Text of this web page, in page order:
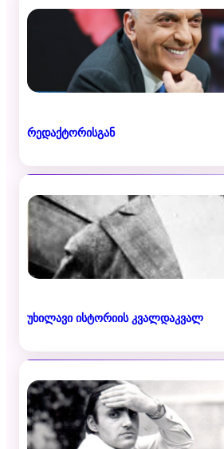
რედაქტორისგან
უხილავი ისტორიის კვალდაკვალ